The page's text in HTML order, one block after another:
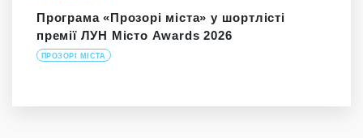
Програма «Прозорі міста» у шортлісті
премії ЛУН Місто Awards 2026
ПРОЗОРІ МІСТА